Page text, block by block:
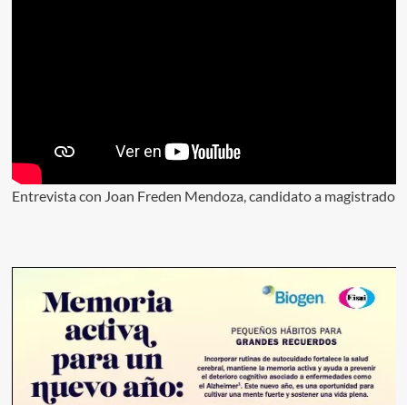
Entrevista con Joan Freden Mendoza, candidato a magistrado